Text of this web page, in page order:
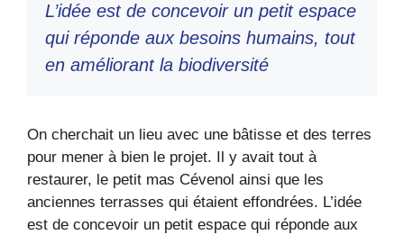
L’idée est de concevoir un petit espace
qui réponde aux besoins humains, tout
en améliorant la biodiversité
On cherchait un lieu avec une bâtisse et des terres
pour mener à bien le projet. Il y avait tout à
restaurer, le petit mas Cévenol ainsi que les
anciennes terrasses qui étaient effondrées. L’idée
est de concevoir un petit espace qui réponde aux